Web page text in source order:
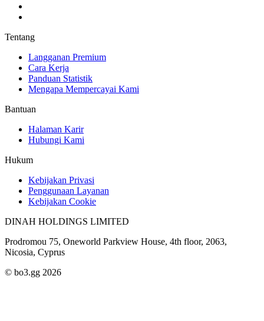
Tentang
Langganan Premium
Cara Kerja
Panduan Statistik
Mengapa Mempercayai Kami
Bantuan
Halaman Karir
Hubungi Kami
Hukum
Kebijakan Privasi
Penggunaan Layanan
Kebijakan Cookie
DINAH HOLDINGS LIMITED
Prodromou 75, Oneworld Parkview House, 4th floor, 2063,
Nicosia, Cyprus
© bo3.gg 2026